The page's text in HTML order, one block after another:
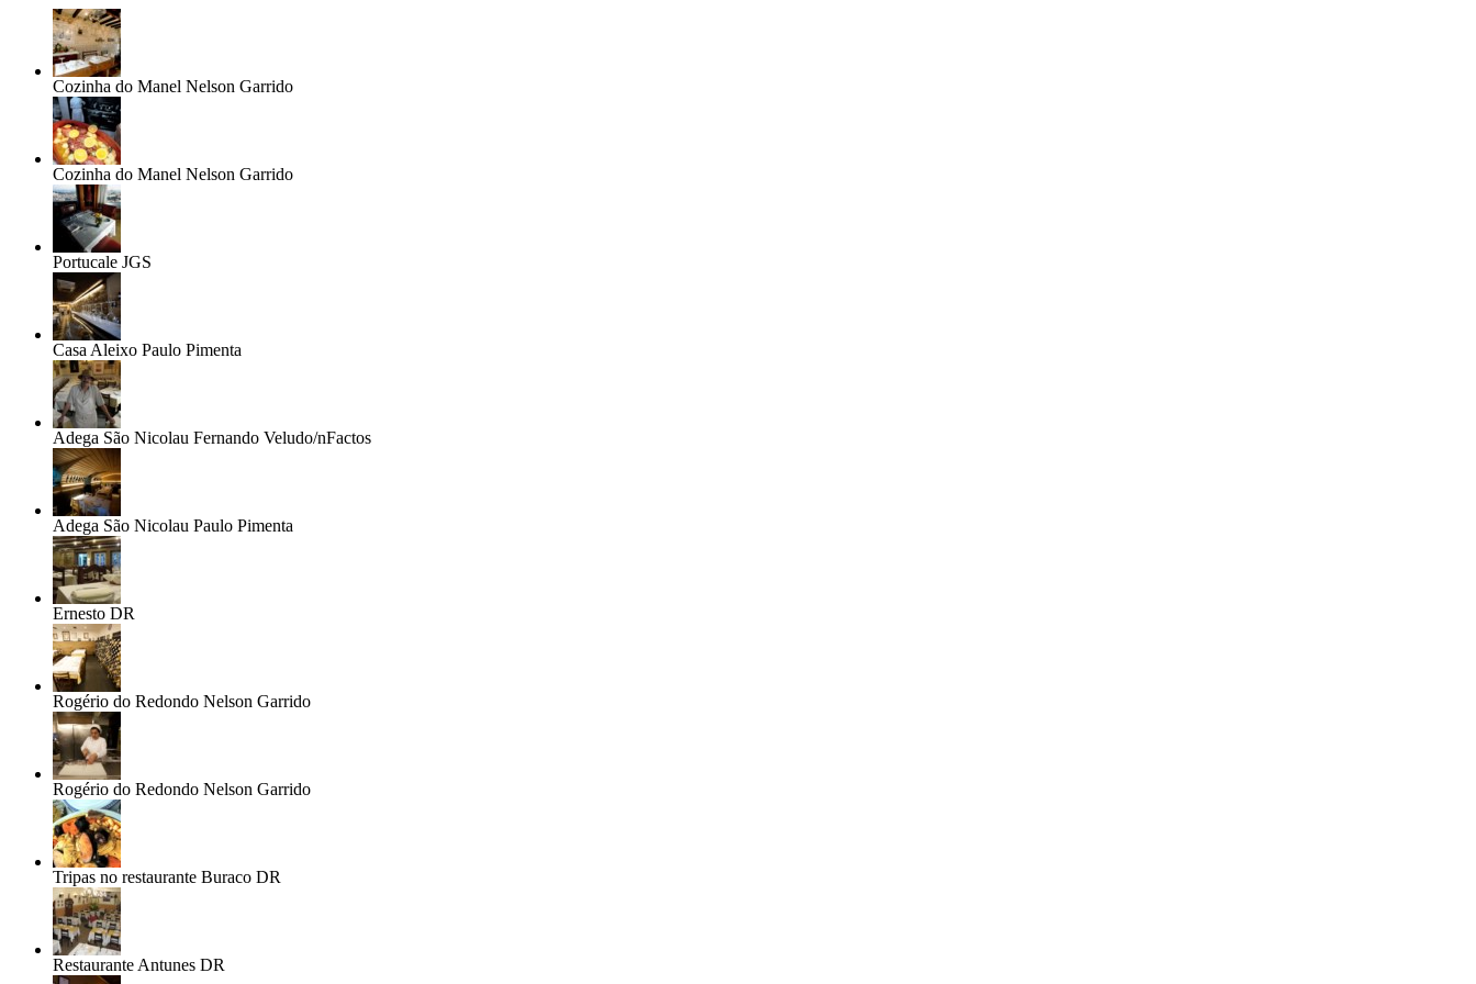
Cozinha do Manel Nelson Garrido
Cozinha do Manel Nelson Garrido
Portucale JGS
Casa Aleixo Paulo Pimenta
Adega São Nicolau Fernando Veludo/nFactos
Adega São Nicolau Paulo Pimenta
Ernesto DR
Rogério do Redondo Nelson Garrido
Rogério do Redondo Nelson Garrido
Tripas no restaurante Buraco DR
Restaurante Antunes DR